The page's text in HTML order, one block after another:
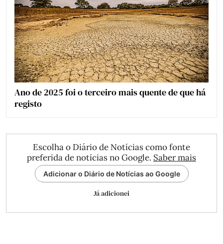
Ano de 2025 foi o terceiro mais quente de que há
registo
Escolha o Diário de Notícias como fonte
preferida de notícias no Google. Saber mais
Adicionar o Diário de Notícias ao Google
Já adicionei